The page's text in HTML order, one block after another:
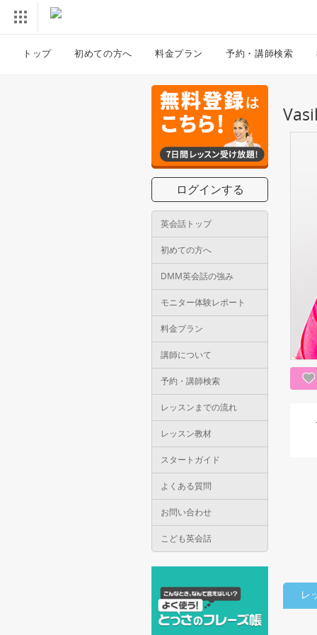
トップ 初めての方へ 料金プラン 予約・講師検索
ログインする
英会話トップ
初めての方へ
DMM英会話の強み
モニター体験レポート
料金プラン
講師について
予約・講師検索
レッスンまでの流れ
レッスン教材
スタートガイド
よくある質問
お問い合わせ
こども英会話
レ